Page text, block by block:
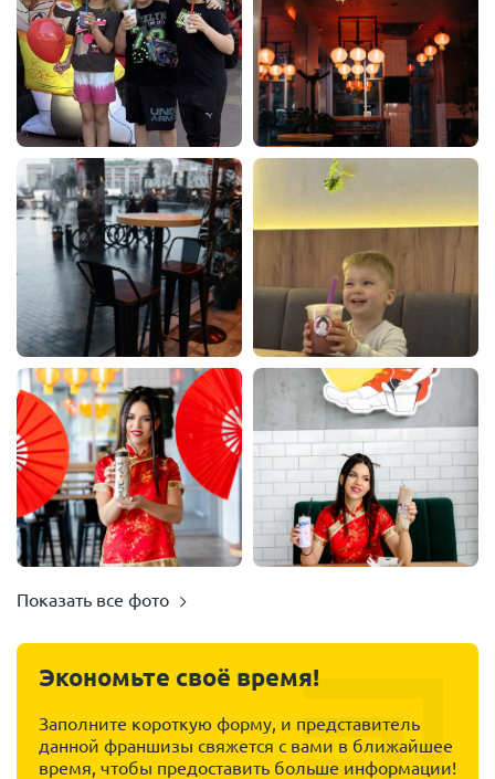
Показать все фото
Экономьте своё время!
Заполните короткую форму, и представитель
данной франшизы свяжется с вами в ближайшее
время, чтобы предоставить больше информации!